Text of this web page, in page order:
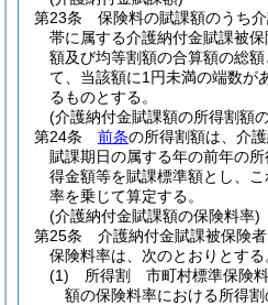
第23条
保険料の賦課額のうち
帯に属する介護納付金賦課被
額及び均等割額の合算額の総額
て、当該額に1円未満の端数が
るものとする。
(介護納付金賦課額の所得割額
第24条
前条の所得割額は、介
賦課期日の属する年の前年の
得金額等を賦課標準額とし、こ
率を乗じて算定する。
(介護納付金賦課額の保険料率)
第25条
介護納付金賦課被保険
保険料率は、次のとおりとする
(1)
所得割 市町村標準保険
額の保険料率における所得割